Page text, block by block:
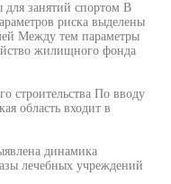
для занятий спортом В
риска выделены
Между тем параметры
жилищного фонда
строительства По вводу
область входит в
динамика
лечебных учреждений